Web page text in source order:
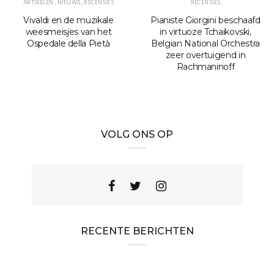
ARTIKELEN ,NIEUWS,RECENSIES
Vivaldi en de muzikale
weesmeisjes van het
Ospedale della Pietà
RECENSIES
Pianiste Giorgini beschaafd
in virtuoze Tchaikovski,
Belgian National Orchestra
zeer overtuigend in
Rachmaninoff
VOLG ONS OP
RECENTE BERICHTEN